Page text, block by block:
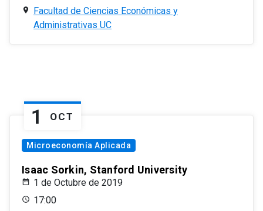
Facultad de Ciencias Económicas y
Administrativas UC
1 OCT
Microeconomía Aplicada
Isaac Sorkin, Stanford University
1 de Octubre de 2019
17:00